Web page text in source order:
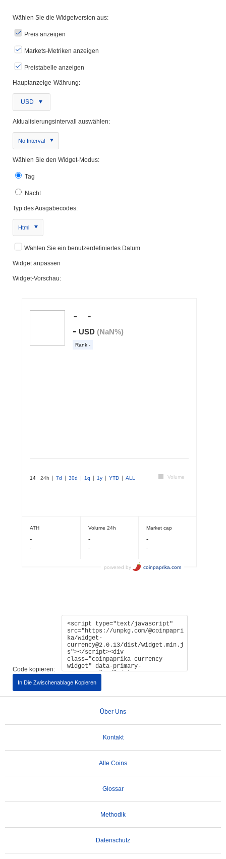
Wählen Sie die Widgetversion aus:
Preis anzeigen
Markets-Metriken anzeigen
Preistabelle anzeigen
Hauptanzeige-Währung:
USD
Aktualisierungsintervall auswählen:
No Interval
Wählen Sie den Widget-Modus:
Tag
Nacht
Typ des Ausgabecodes:
Html
Wählen Sie ein benutzerdefiniertes Datum
Widget anpassen
Widget-Vorschau:
Code kopieren:
In Die Zwischenablage Kopieren
Über Uns
Kontakt
Alle Coins
Glossar
Methodik
Datenschutz